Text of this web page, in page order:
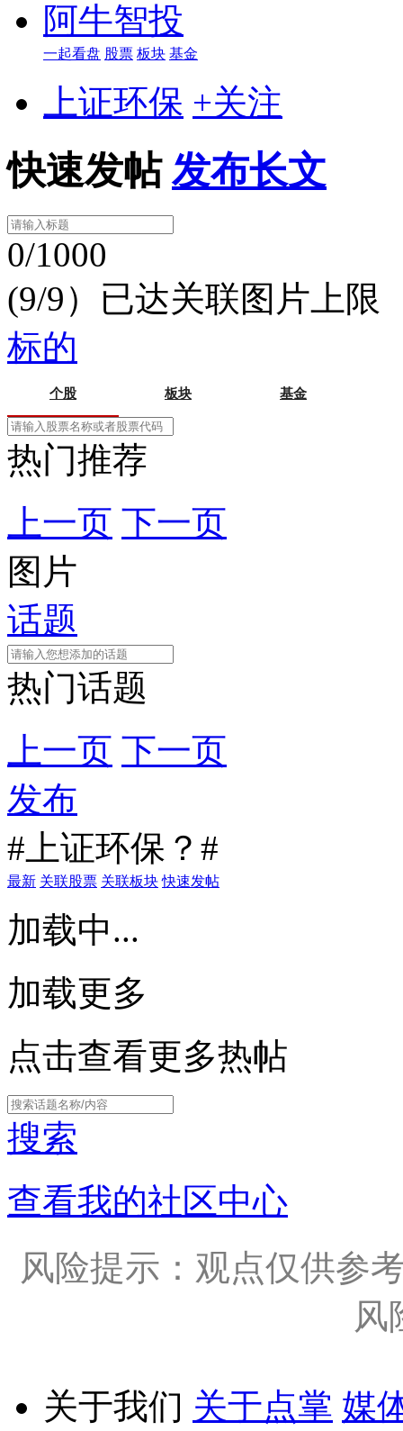
阿牛智投
一起看盘 股票 板块 基金
上证环保 +关注
快速发帖 发布长文
0/1000
(9/9）已达关联图片上限
标的
个股 板块 基金
热门推荐
上一页 下一页
图片
话题
热门话题
上一页 下一页
发布
#上证环保？#
最新 关联股票 关联板块 快速发帖
加载中...
加载更多
点击查看更多热帖
搜索
查看我的社区中心
风险提示：观点仅供参
风
关于我们 关于点掌 媒